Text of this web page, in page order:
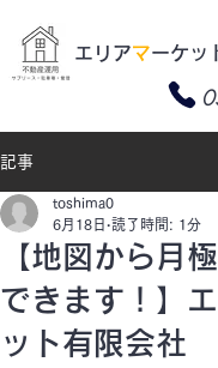
​エリアマーケッ
記事
【地図から月
できます！】
ット有限会社
toshima0
6月18日 読了時間: 1分